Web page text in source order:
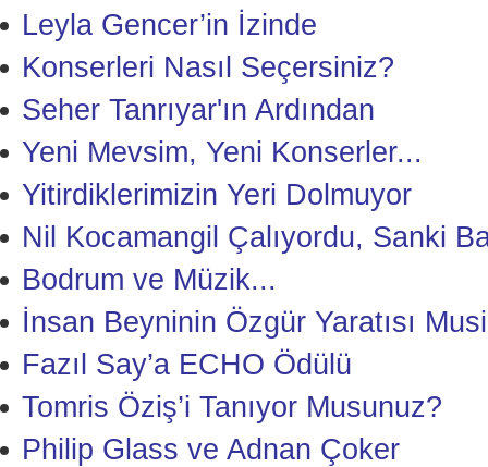
Leyla Gencer’in İzinde
Konserleri Nasıl Seçersiniz?
Seher Tanrıyar'ın Ardından
Yeni Mevsim, Yeni Konserler...
Yitirdiklerimizin Yeri Dolmuyor
Nil Kocamangil Çalıyordu, Sanki
Bodrum ve Müzik...
İnsan Beyninin Özgür Yaratısı
Fazıl Say’a ECHO Ödülü
Tomris Öziş’i Tanıyor Musunuz?
Philip Glass ve Adnan Çoker